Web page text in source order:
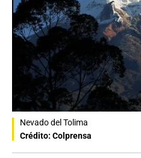
Nevado del Tolima
Crédito: Colprensa